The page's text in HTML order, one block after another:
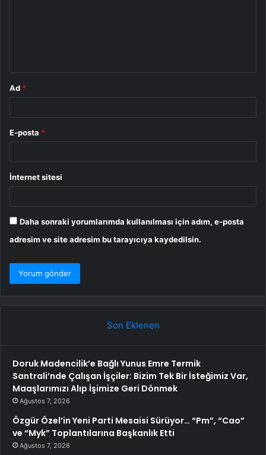
Ad *
E-posta *
İnternet sitesi
Daha sonraki yorumlarımda kullanılması için adım, e-posta
adresim ve site adresim bu tarayıcıya kaydedilsin.
Son Eklenen
Doruk Madencilik’e Bağlı Yunus Emre Termik
Santrali’nde Çalışan İşçiler: Bizim Tek Bir İsteğimiz Var,
Maaşlarımızı Alıp İşimize Geri Dönmek
Ağustos 7, 2026
Özgür Özel’in Yeni Parti Mesaisi Sürüyor… “Pm”, “Cao”
ve “Myk” Toplantılarına Başkanlık Etti
Ağustos 7, 2026